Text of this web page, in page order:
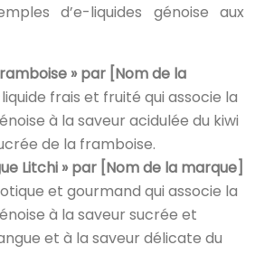
d’e-liquides génoise aux
» par [Nom de la
frais et fruité qui associe la
à la saveur acidulée du kiwi
de la framboise.
Litchi » par [Nom de la marque]
et gourmand qui associe la
à la saveur sucrée et
et à la saveur délicate du